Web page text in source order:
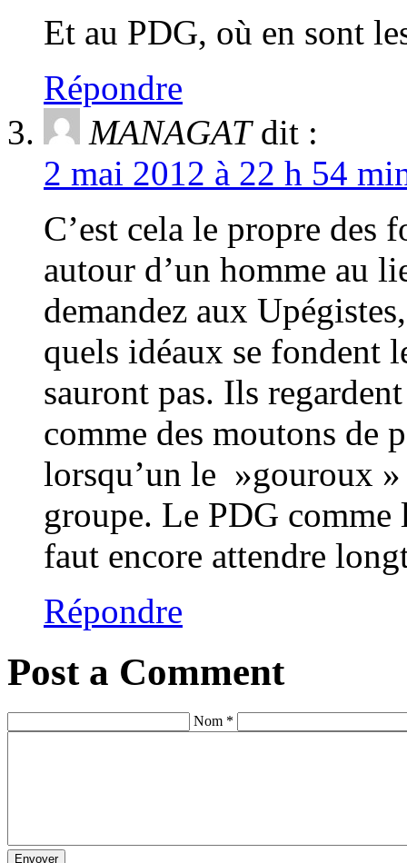
Et au PDG, où en sont
Répondre
MANAGAT dit :
2 mai 2012 à 22 h 54
C’est cela le propre
autour d’un homme au
demandez aux
quels idéaux se fondent
sauront pas. Ils
comme des moutons de
lorsqu’un le »gouroux »
groupe. Le PDG comme
faut encore attendre
Répondre
Post a Comment
Nom *